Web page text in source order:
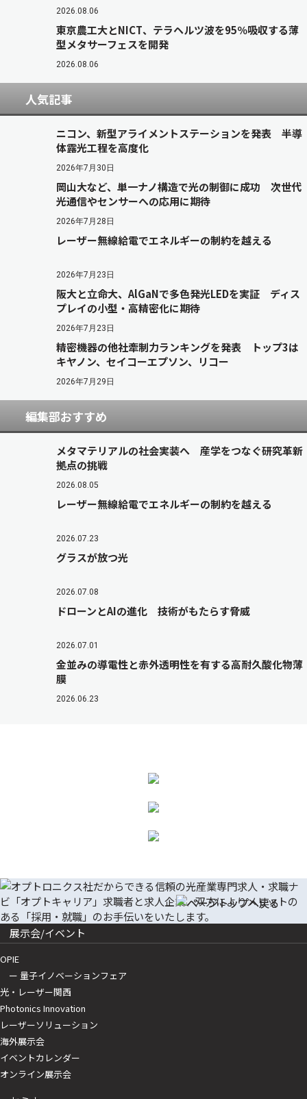
2026.08.06
東京農工大とNICT、テラヘルツ波を95％吸収する薄
型メタサーフェスを開発
2026.08.06
人気記事
ニコン、新型アライメントステーションを発表 半導
体露光工程を高度化
2026年7月30日
岡山大など、単一ナノ構造で光の制御に成功 次世代
光通信やセンサーへの応用に期待
2026年7月28日
レーザー無線給電でエネルギーの制約を越える
2026年7月23日
阪大と立命大、AlGaNで多色発光LEDを実証 ディス
プレイの小型・高精密化に期待
2026年7月23日
精密機器の他社牽制力ランキングを発表 トップ3は
キヤノン、セイコーエプソン、リコー
2026年7月29日
編集部おすすめ
メタマテリアルの社会実装へ 産学をつなぐ研究革新
拠点の挑戦
2026.08.05
レーザー無線給電でエネルギーの制約を越える
2026.07.23
グラスが放つ光
2026.07.08
ドローンとAIの進化 技術がもたらす脅威
2026.07.01
金並みの導電性と赤外透明性を有する高耐久酸化物薄
膜
2026.06.23
展示会/イベント
OPIE
ー 量子イノベーションフェア
光・レーザー関西
Photonics Innovation
レーザーソリューション
海外展示会
イベントカレンダー
オンライン展示会